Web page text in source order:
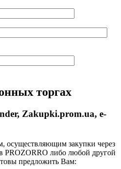
торгах
Zakupki.prom.ua, e-
осуществляющим закупки через
PROZORRO либо любой другой
предложить Вам: